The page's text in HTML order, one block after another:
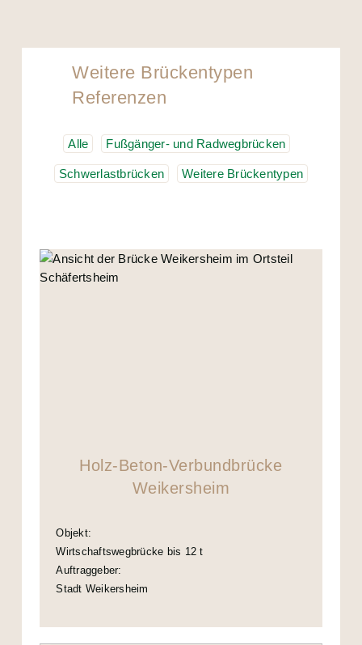
Weitere Brückentypen
Referenzen
Alle Fußgänger- und Radwegbrücken
Schwerlastbrücken Weitere Brückentypen
Holz-Beton-Verbundbrücke
Weikersheim
Objekt:
Wirtschaftswegbrücke bis 12 t
Auftraggeber:
Stadt Weikersheim